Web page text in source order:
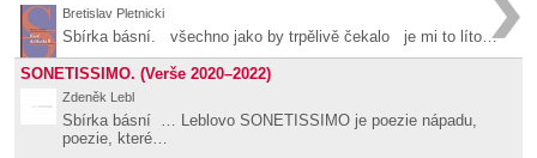
Bretislav Pletnicki
Sbírka básní. všechno jako by trpělivě čekalo je mi to líto…
SONETISSIMO. (Verše 2020–2022)
Zdeněk Lebl
Sbírka básní … Leblovo SONETISSIMO je poezie nápadu,
poezie, které…